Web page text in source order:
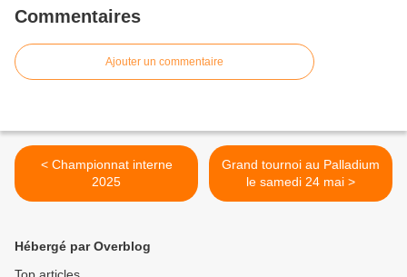
Commentaires
Ajouter un commentaire
< Championnat interne
2025
Grand tournoi au Palladium
le samedi 24 mai >
Hébergé par Overblog